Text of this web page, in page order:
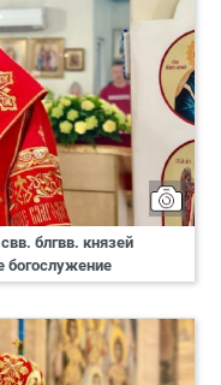
блгвв. князей
богослужение